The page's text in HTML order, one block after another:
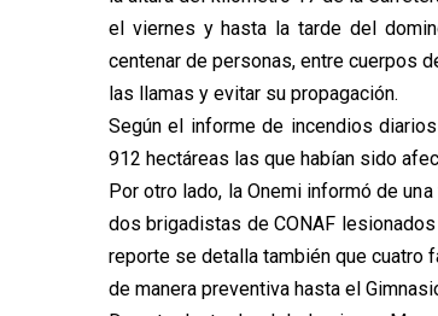
el viernes y hasta la tarde del
centenar de personas, entre cuerpos
las llamas y evitar su propagación.
Según el informe de incendios
912 hectáreas las que habían sido
Por otro lado, la Onemi informó de
dos brigadistas de CONAF
reporte se detalla también que cuatro
de manera preventiva hasta el